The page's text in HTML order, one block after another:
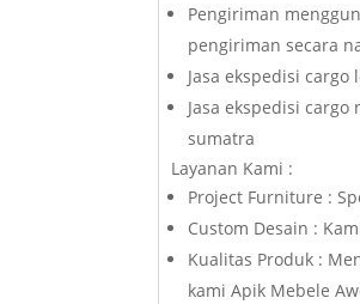
Pengiriman
pengiriman secara
Jasa ekspedisi
Jasa ekspedisi
sumatra
Layanan Kami :
Project Furniture :
Custom Desain :
Kualitas Produk :
kami Apik Mebele